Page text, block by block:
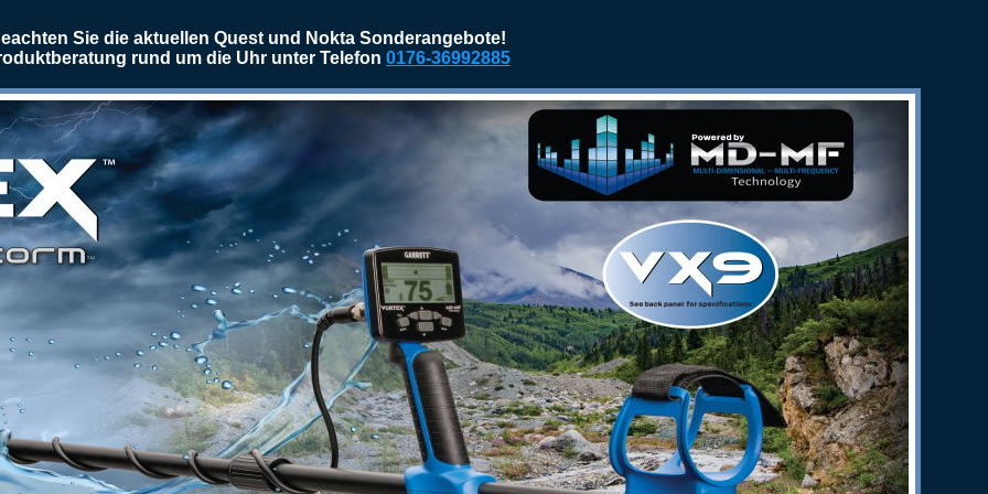
Sie die aktuellen Quest und Nokta Sonderangebote!
rund um die Uhr unter Telefon 0176-36992885